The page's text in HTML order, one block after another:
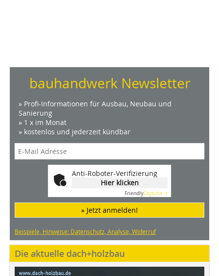
bauhandwerk Newsletter
» Profi-Informationen für Ausbau, Neubau und
Sanierung
» 1 x im Monat
» kostenlos und jederzeit kündbar
Anti-Roboter-Verifizierung
Hier klicken
FriendlyCaptcha ⇗
» Jetzt anmelden!
Beispiele, Hinweise: Datenschutz, Analyse, Widerruf
Die aktuelle dach+holzbau